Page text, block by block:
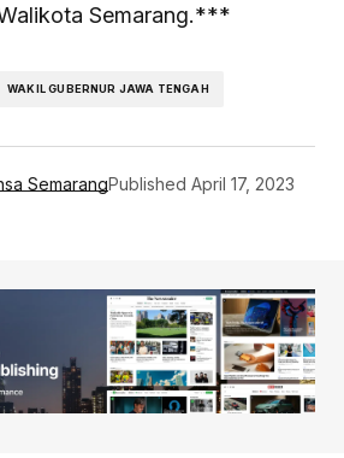
Semarang.***
WAKIL GUBERNUR JAWA TENGAH
SemarangPublished April 17, 2023